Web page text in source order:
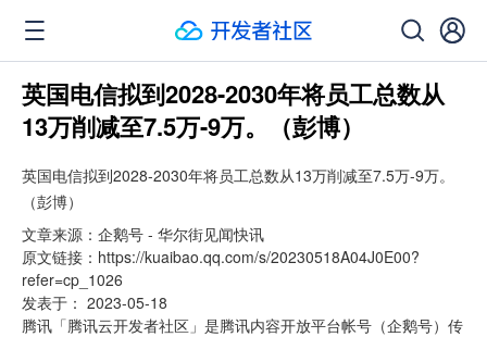
英国电信拟到2028-2030年将员工总数从
13万削减至7.5万-9万。（彭博）
英国电信拟到2028-2030年将员工总数从13万削减至7.5万-9万。
（彭博）
文章来源： 企鹅号 - 华尔街见闻快讯
原文链接： https://kuaibao.qq.com/s/20230518A04J0E00?
refer=cp_1026
发表于： 2023-05-18
腾讯「腾讯云开发者社区」是腾讯内容开放平台帐号（企鹅号）传